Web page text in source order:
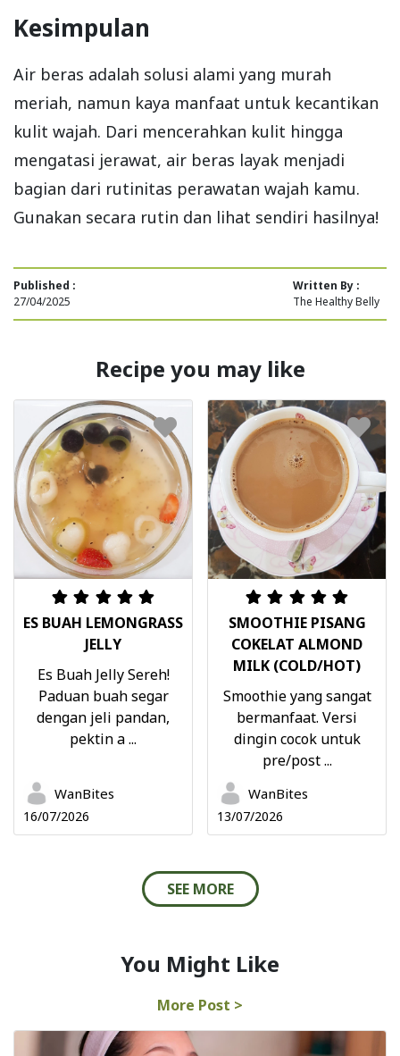
Kesimpulan
Air beras adalah solusi alami yang murah
meriah, namun kaya manfaat untuk kecantikan
kulit wajah. Dari mencerahkan kulit hingga
mengatasi jerawat, air beras layak menjadi
bagian dari rutinitas perawatan wajah kamu.
Gunakan secara rutin dan lihat sendiri hasilnya!
Published :
27/04/2025
Written By :
The Healthy Belly
Recipe you may like
ES BUAH LEMONGRASS
JELLY
Es Buah Jelly Sereh!
Paduan buah segar
dengan jeli pandan,
pektin a ...
WanBites
16/07/2026
SMOOTHIE PISANG
COKELAT ALMOND
MILK (COLD/HOT)
Smoothie yang sangat
bermanfaat. Versi
dingin cocok untuk
pre/post ...
WanBites
13/07/2026
SEE MORE
You Might Like
More Post >